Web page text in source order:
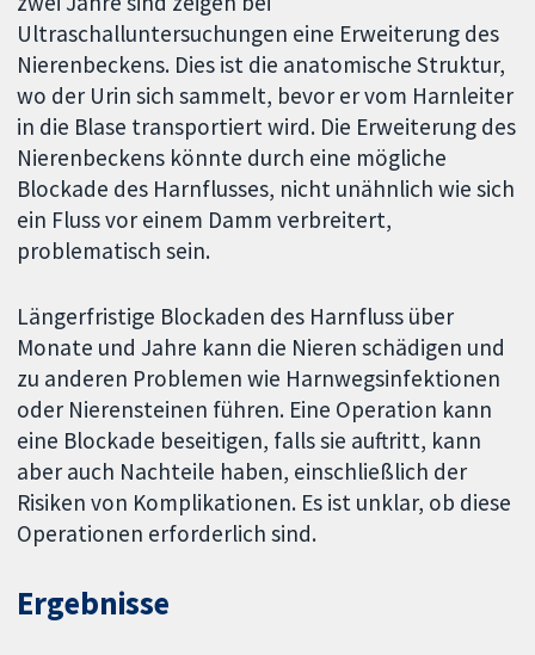
Ultraschalluntersuchungen eine Erweiterung des
Nierenbeckens. Dies ist die anatomische Struktur,
wo der Urin sich sammelt, bevor er vom Harnleiter
in die Blase transportiert wird. Die Erweiterung des
Nierenbeckens könnte durch eine mögliche
Blockade des Harnflusses, nicht unähnlich wie sich
ein Fluss vor einem Damm verbreitert,
problematisch sein.
Längerfristige Blockaden des Harnfluss über
Monate und Jahre kann die Nieren schädigen und
zu anderen Problemen wie Harnwegsinfektionen
oder Nierensteinen führen. Eine Operation kann
eine Blockade beseitigen, falls sie auftritt, kann
aber auch Nachteile haben, einschließlich der
Risiken von Komplikationen. Es ist unklar, ob diese
Operationen erforderlich sind.
Ergebnisse